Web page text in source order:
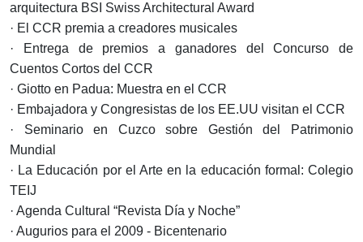
arquitectura BSI Swiss Architectural Award
· El CCR premia a creadores musicales
· Entrega de premios a ganadores del Concurso de
Cuentos Cortos del CCR
· Giotto en Padua: Muestra en el CCR
· Embajadora y Congresistas de los EE.UU visitan el CCR
· Seminario en Cuzco sobre Gestión del Patrimonio
Mundial
· La Educación por el Arte en la educación formal: Colegio
TEIJ
· Agenda Cultural “Revista Día y Noche”
· Augurios para el 2009 - Bicentenario